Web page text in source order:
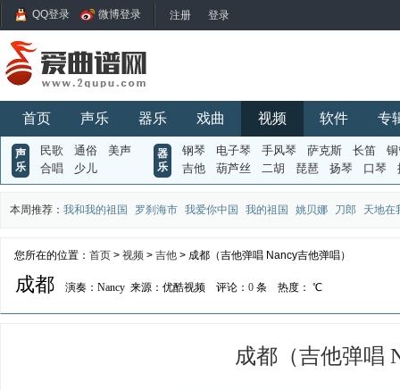
QQ登录 微博登录
首页 声乐 器乐 戏曲 视频 软件 专
声
乐
民歌 通俗
美声
合唱
少儿
器
乐
钢琴 电子琴 手风琴 萨克斯 长笛
吉他
葫芦丝 二胡 琵琶 扬琴 口琴
本周推荐： 我和我的祖国 罗刹海市 我爱你中国 我的祖国 姚贝娜 刀郎 天地在
您所在的位置： 首页 > 视频 > 吉他 > 成都（吉他弹唱 Nancy吉他弹唱）
成都 演奏：Nancy 来源：优酷视频 评论： 0 条 热度： ℃
成都（吉他弹唱